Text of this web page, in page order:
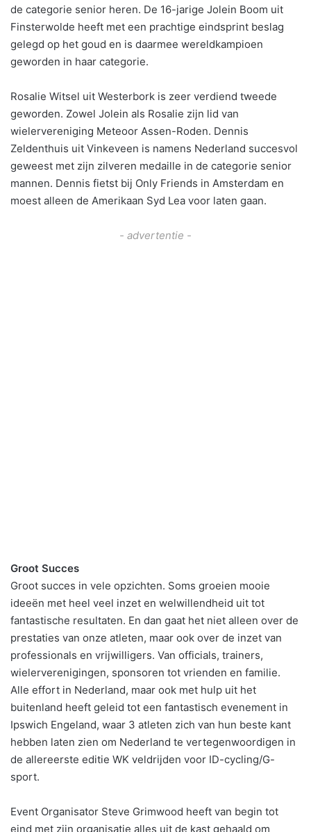
de categorie senior heren. De 16-jarige Jolein Boom uit
Finsterwolde heeft met een prachtige eindsprint beslag
gelegd op het goud en is daarmee wereldkampioen
geworden in haar categorie.
Rosalie Witsel uit Westerbork is zeer verdiend tweede
geworden. Zowel Jolein als Rosalie zijn lid van
wielervereniging Meteoor Assen-Roden. Dennis
Zeldenthuis uit Vinkeveen is namens Nederland succesvol
geweest met zijn zilveren medaille in de categorie senior
mannen. Dennis fietst bij Only Friends in Amsterdam en
moest alleen de Amerikaan Syd Lea voor laten gaan.
- advertentie -
Groot Succes
Groot succes in vele opzichten. Soms groeien mooie
ideeën met heel veel inzet en welwillendheid uit tot
fantastische resultaten. En dan gaat het niet alleen over de
prestaties van onze atleten, maar ook over de inzet van
professionals en vrijwilligers. Van officials, trainers,
wielerverenigingen, sponsoren tot vrienden en familie.
Alle effort in Nederland, maar ook met hulp uit het
buitenland heeft geleid tot een fantastisch evenement in
Ipswich Engeland, waar 3 atleten zich van hun beste kant
hebben laten zien om Nederland te vertegenwoordigen in
de allereerste editie WK veldrijden voor ID-cycling/G-
sport.
Event Organisator Steve Grimwood heeft van begin tot
eind met zijn organisatie alles uit de kast gehaald om